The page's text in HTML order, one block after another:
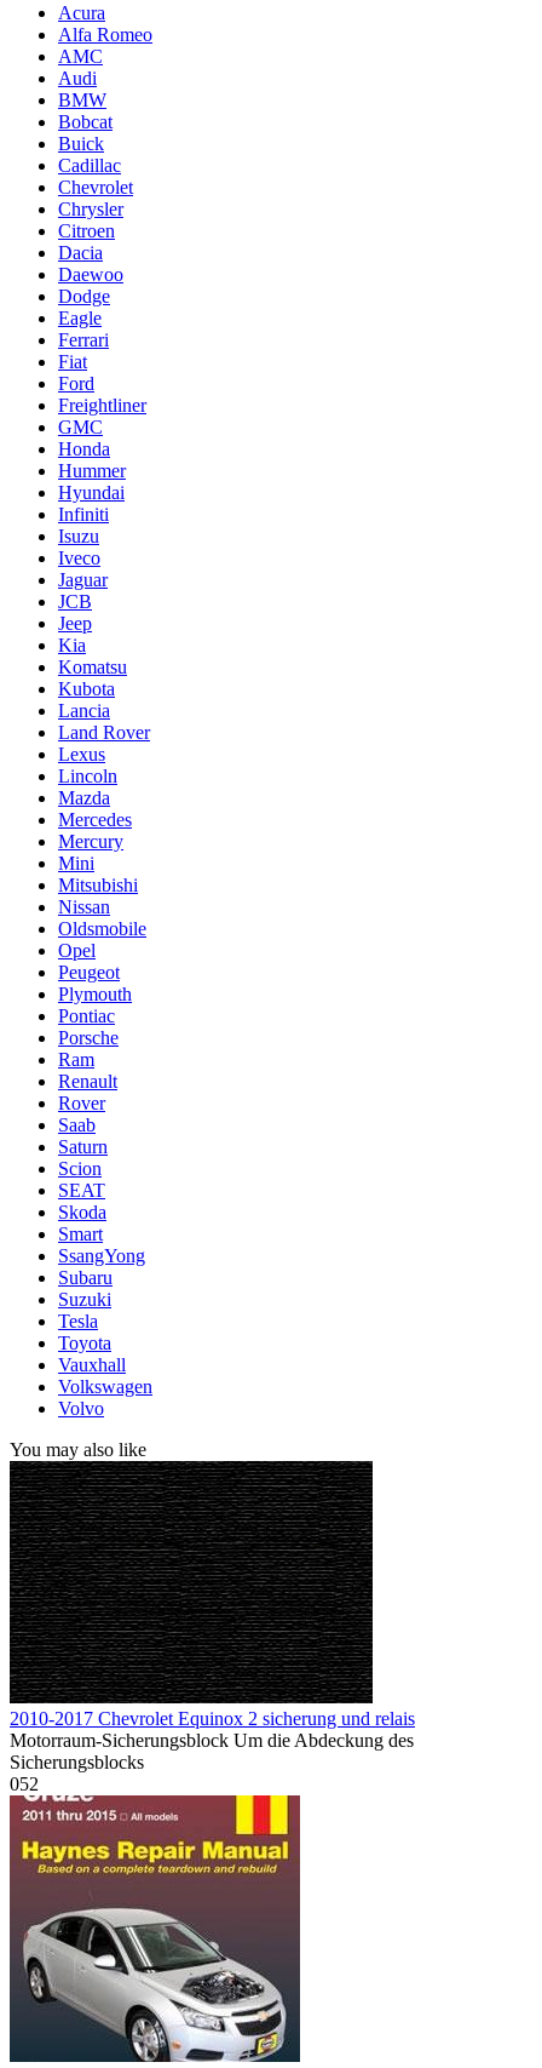
Acura
Alfa Romeo
AMC
Audi
BMW
Bobcat
Buick
Cadillac
Chevrolet
Chrysler
Citroen
Dacia
Daewoo
Dodge
Eagle
Ferrari
Fiat
Ford
Freightliner
GMC
Honda
Hummer
Hyundai
Infiniti
Isuzu
Iveco
Jaguar
JCB
Jeep
Kia
Komatsu
Kubota
Lancia
Land Rover
Lexus
Lincoln
Mazda
Mercedes
Mercury
Mini
Mitsubishi
Nissan
Oldsmobile
Opel
Peugeot
Plymouth
Pontiac
Porsche
Ram
Renault
Rover
Saab
Saturn
Scion
SEAT
Skoda
Smart
SsangYong
Subaru
Suzuki
Tesla
Toyota
Vauxhall
Volkswagen
Volvo
You may also like
2010-2017 Chevrolet Equinox 2 sicherung und relais
Motorraum-Sicherungsblock Um die Abdeckung des
Sicherungsblocks
052